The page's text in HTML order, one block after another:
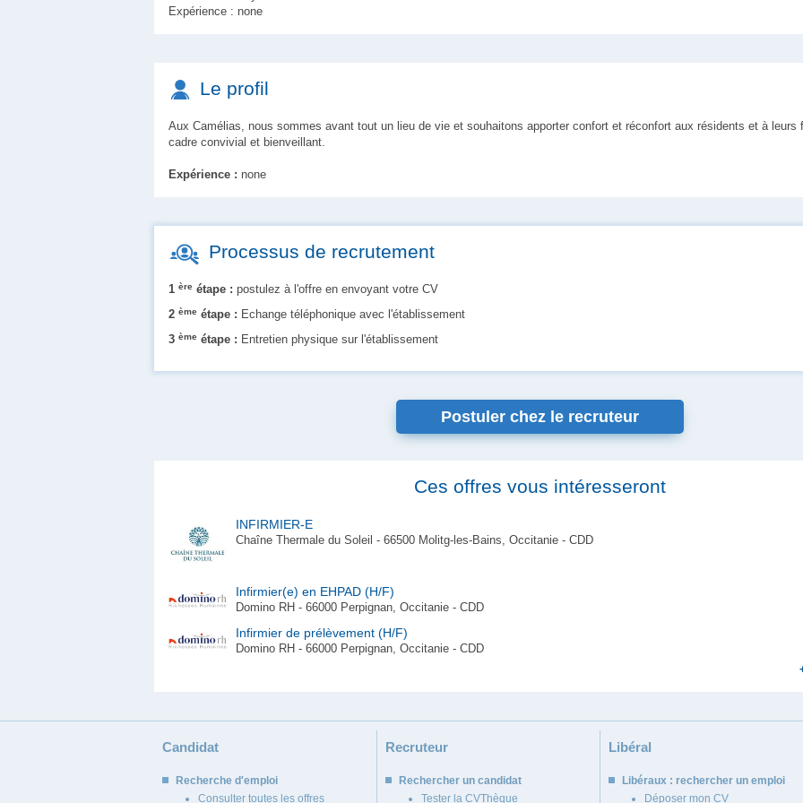
Expérience : none
Le profil
Aux Camélias, nous sommes avant tout un lieu de vie et souhaitons apporter confort et réconfort aux résidents et à leurs
cadre convivial et bienveillant.
Expérience : none
Processus de recrutement
1 ère étape : postulez à l'offre en envoyant votre CV
2 ème étape : Echange téléphonique avec l'établissement
3 ème étape : Entretien physique sur l'établissement
Postuler chez le recruteur
Ces offres vous intéresseront
INFIRMIER-E
Chaîne Thermale du Soleil - 66500 Molitg-les-Bains, Occitanie - CDD
Infirmier(e) en EHPAD (H/F)
Domino RH - 66000 Perpignan, Occitanie - CDD
Infirmier de prélèvement (H/F)
Domino RH - 66000 Perpignan, Occitanie - CDD
Candidat
Recherche d'emploi
Consulter toutes les offres
Recruteur
Rechercher un candidat
Tester la CVThèque
Libéral
Libéraux : rechercher un emploi
Déposer mon CV